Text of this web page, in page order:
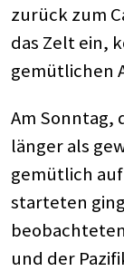
zurück zum
das Zelt ein,
gemütlichen
Am Sonntag,
länger als
gemütlich
starteten
und der